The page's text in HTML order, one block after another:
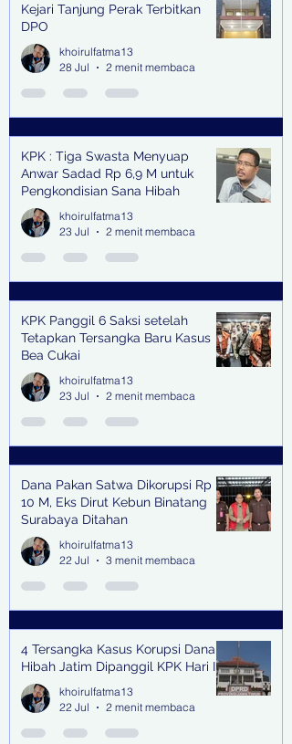
Kejari Tanjung Perak Terbitkan
DPO
khoirulfatma13
28 Jul
2 menit membaca
KPK : Tiga Swasta Menyuap
Anwar Sadad Rp 6,9 M untuk
Pengkondisian Sana Hibah
khoirulfatma13
23 Jul
2 menit membaca
KPK Panggil 6 Saksi setelah
Tetapkan Tersangka Baru Kasus
Bea Cukai
khoirulfatma13
23 Jul
2 menit membaca
Dana Pakan Satwa Dikorupsi Rp
10 M, Eks Dirut Kebun Binatang
Surabaya Ditahan
khoirulfatma13
22 Jul
3 menit membaca
4 Tersangka Kasus Korupsi Dana
Hibah Jatim Dipanggil KPK Hari Ini
khoirulfatma13
22 Jul
2 menit membaca